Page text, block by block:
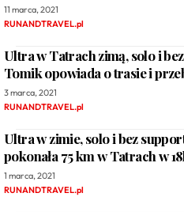
11 marca, 2021
RUNANDTRAVEL.pl
Ultra w Tatrach zimą, solo i
Tomik opowiada o trasie i
3 marca, 2021
RUNANDTRAVEL.pl
Ultra w zimie, solo i bez
pokonała 75 km w Tatrach w
1 marca, 2021
RUNANDTRAVEL.pl